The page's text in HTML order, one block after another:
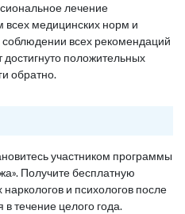
лечение
медицинских норм и
всех рекомендаций
положительных
обратно.
участником программы
Получите бесплатную
и психологов после
течение целого года.